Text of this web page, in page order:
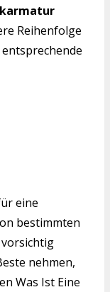
Reihenfolge
eine
bestimmten
nehmen,
Was Ist Eine